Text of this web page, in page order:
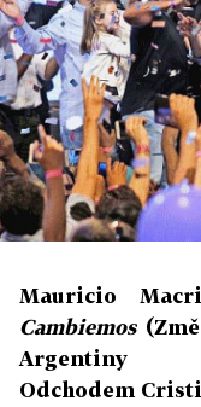
Mauricio
Cambiemos
Argentiny
Odchodem